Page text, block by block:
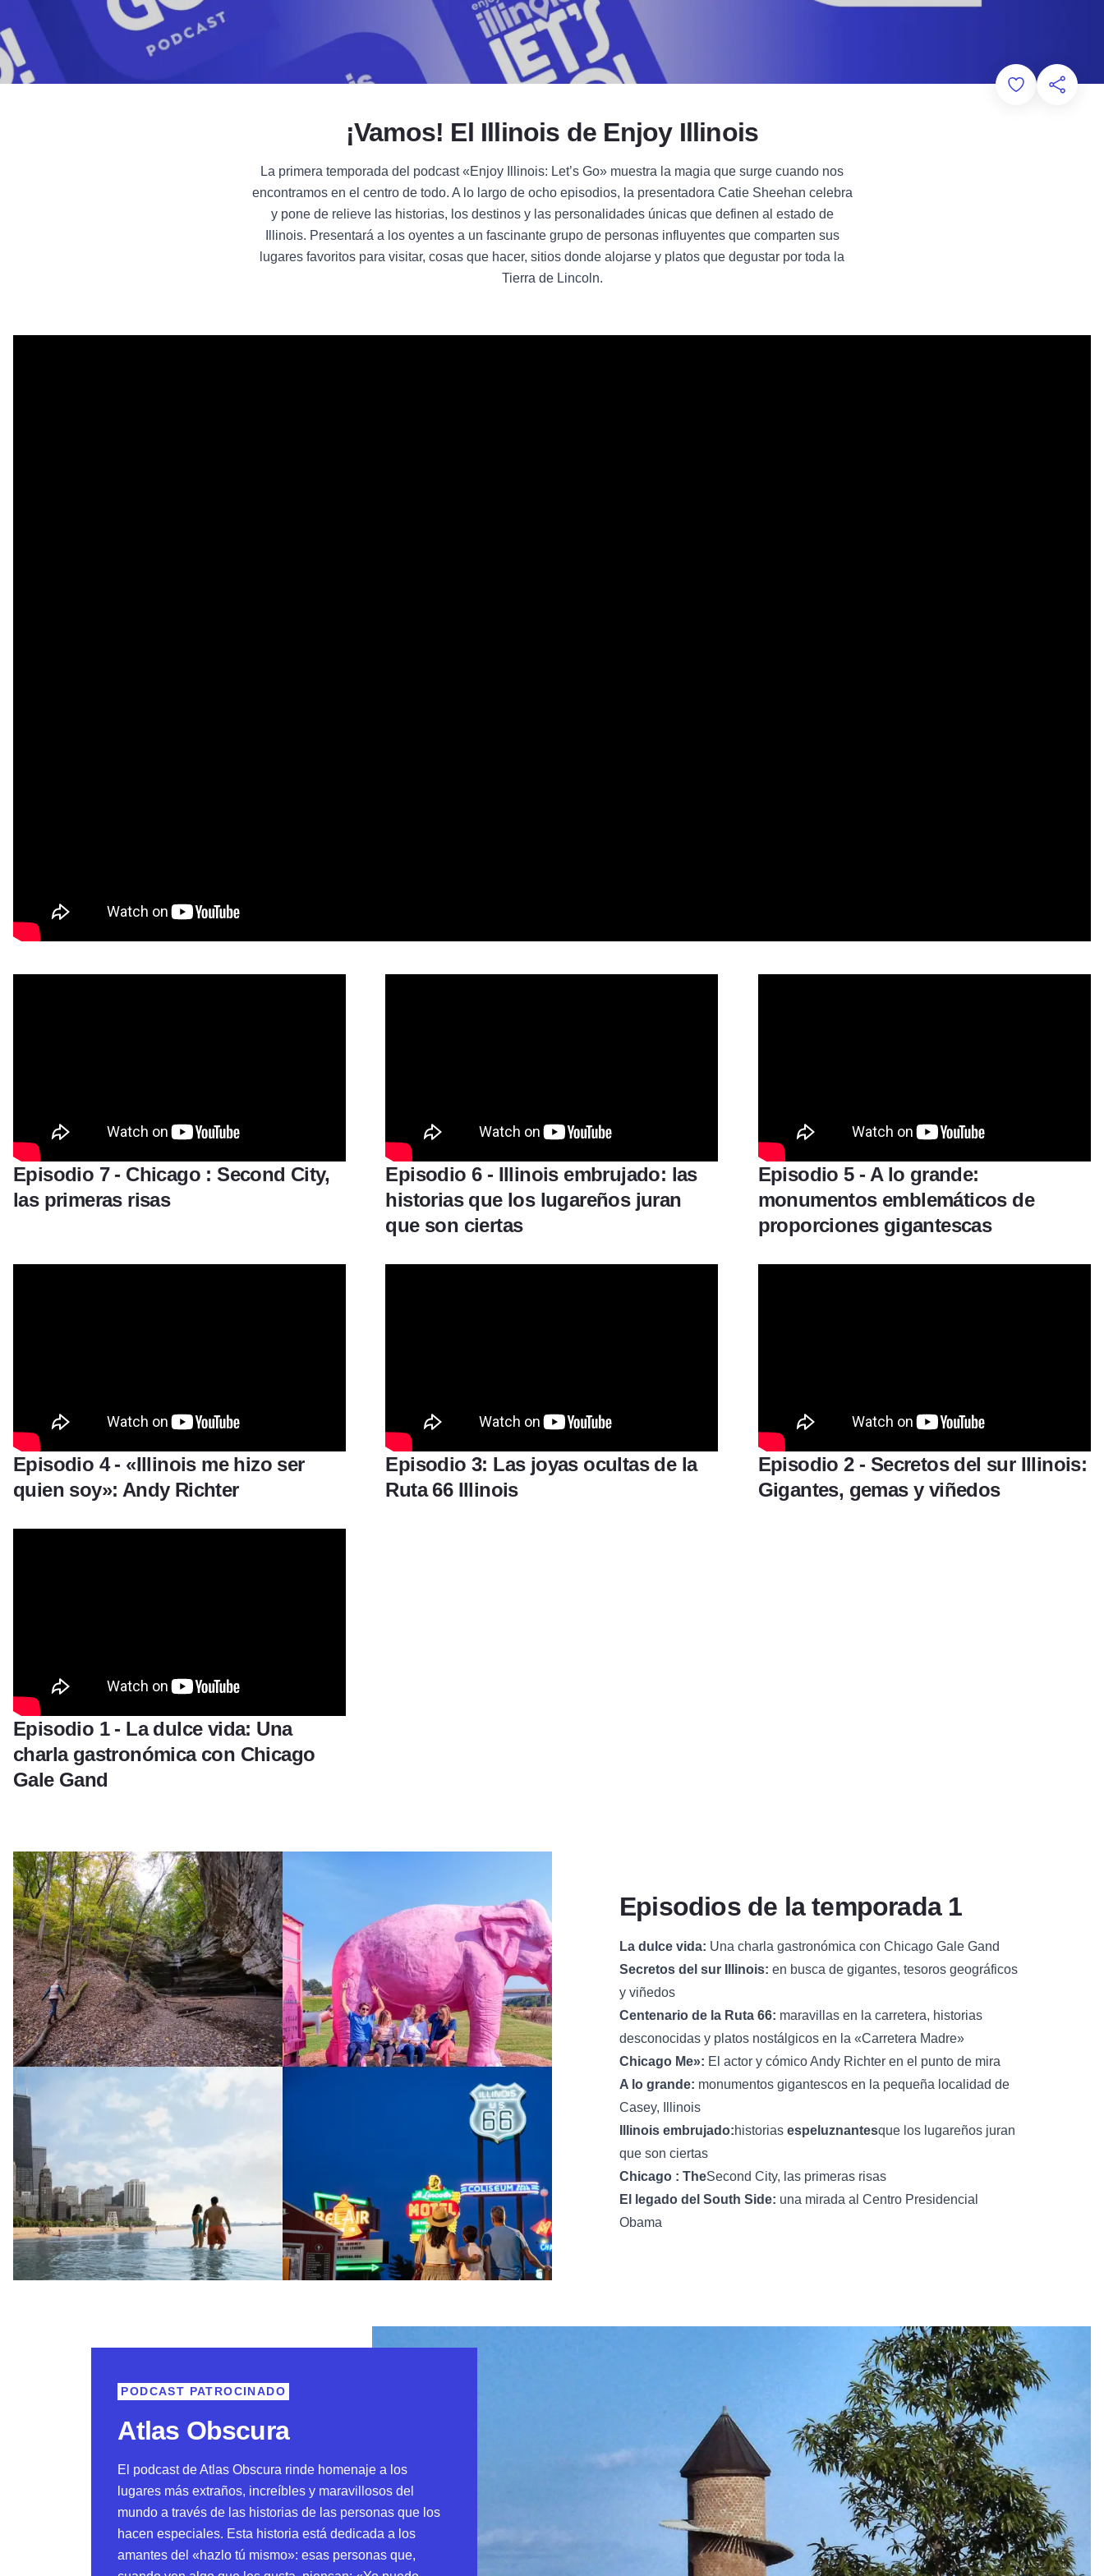
Add to
¡Vamos! El Illinois de Enjoy Illinois
La primera temporada del podcast «Enjoy Illinois: Let’s Go» muestra la magia que surge cuando nos
encontramos en el centro de todo. A lo largo de ocho episodios, la presentadora Catie Sheehan celebra
y pone de relieve las historias, los destinos y las personalidades únicas que definen al estado de
Illinois. Presentará a los oyentes a un fascinante grupo de personas influyentes que comparten sus
lugares favoritos para visitar, cosas que hacer, sitios donde alojarse y platos que degustar por toda la
Tierra de Lincoln.
Episodio 7 - Chicago : Second City,
las primeras risas
Episodio 6 - Illinois embrujado: las
historias que los lugareños juran
que son ciertas
Episodio 5 - A lo grande:
monumentos emblemáticos de
proporciones gigantescas
Episodio 4 - «Illinois me hizo ser
quien soy»: Andy Richter
Episodio 3: Las joyas ocultas de la
Ruta 66 Illinois
Episodio 2 - Secretos del sur Illinois:
Gigantes, gemas y viñedos
Episodio 1 - La dulce vida: Una
charla gastronómica con Chicago
Gale Gand
Episodios de la temporada 1
La dulce vida: Una charla gastronómica con Chicago Gale Gand
Secretos del sur Illinois: en busca de gigantes, tesoros geográficos
y viñedos
Centenario de la Ruta 66: maravillas en la carretera, historias
desconocidas y platos nostálgicos en la «Carretera Madre»
Chicago Me»: El actor y cómico Andy Richter en el punto de mira
A lo grande: monumentos gigantescos en la pequeña localidad de
Casey, Illinois
Illinois embrujado:historias espeluznantesque los lugareños juran
que son ciertas
Chicago : TheSecond City, las primeras risas
El legado del South Side: una mirada al Centro Presidencial
Obama
Atlas Obscura
PODCAST PATROCINADO
El podcast de Atlas Obscura rinde homenaje a los
lugares más extraños, increíbles y maravillosos del
mundo a través de las historias de las personas que los
hacen especiales. Esta historia está dedicada a los
amantes del «hazlo tú mismo»: esas personas que,